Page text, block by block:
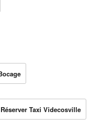
Réserver Taxi Videcosville